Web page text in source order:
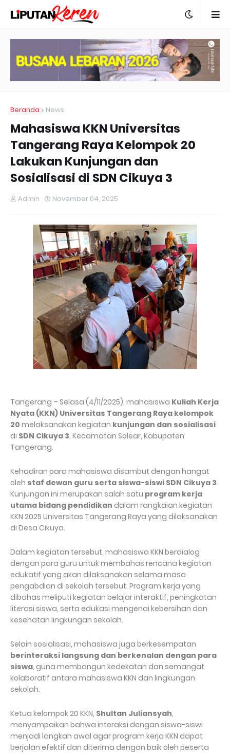
Beranda News
Mahasiswa KKN Universitas
Tangerang Raya Kelompok 20
Lakukan Kunjungan dan
Sosialisasi di SDN Cikuya 3
Admin November 04, 2025
Tangerang – Selasa (4/11/2025), mahasiswa Kuliah Kerja
Nyata (KKN) Universitas Tangerang Raya kelompok
20 melaksanakan kegiatan kunjungan dan sosialisasi
di SDN Cikuya 3, Kecamatan Solear, Kabupaten
Tangerang.
Kehadiran para mahasiswa disambut dengan hangat
oleh staf dewan guru serta siswa-siswi SDN Cikuya 3.
Kunjungan ini merupakan salah satu program kerja
utama bidang pendidikan dalam rangkaian kegiatan
KKN 2025 Universitas Tangerang Raya yang dilaksanakan
di Desa Cikuya.
Dalam kegiatan tersebut, mahasiswa KKN berdialog
dengan para guru untuk membahas rencana kegiatan
edukatif yang akan dilaksanakan selama masa
pengabdian di sekolah tersebut. Program kerja yang
dibahas meliputi kegiatan belajar interaktif, peningkatan
literasi siswa, serta edukasi mengenai kebersihan dan
kesehatan lingkungan sekolah.
Selain sosialisasi, mahasiswa juga berkesempatan
berinteraksi langsung dan berkenalan dengan para
siswa, guna membangun kedekatan dan semangat
kolaboratif antara mahasiswa KKN dan lingkungan
sekolah.
Ketua kelompok 20 KKN, Shultan Juliansyah,
menyampaikan bahwa interaksi dengan siswa-siswi
menjadi langkah awal agar program kerja KKN dapat
berjalan efektif dan diterima dengan baik oleh peserta